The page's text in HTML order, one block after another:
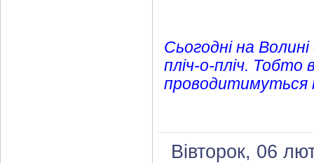
Сьогодні на
пліч-о-пліч.
проводитимуться
Вівторок, 06